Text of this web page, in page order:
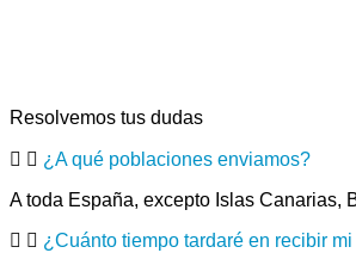
Resolvemos tus dudas
¿A qué poblaciones enviamos?
A toda España, excepto Islas Canarias,
¿Cuánto tiempo tardaré en recibir